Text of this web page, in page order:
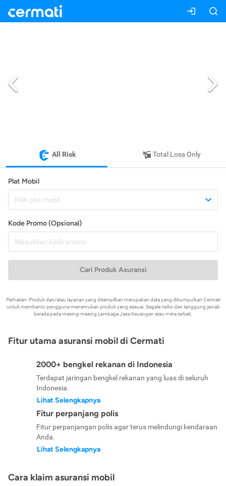
All Risk Total Loss Only
Plat Mobil
Pilih plat mobil
Kode Promo (Opsional)
Cari Produk Asuransi
Perhatian: Produk dan/atau layanan yang ditampilkan merupakan data yang dikumpulkan Cermati
untuk membantu pengguna menemukan produk yang sesuai. Segala risiko dan tanggung jawab
berada pada masing-masing Lembaga Jasa Keuangan atau mitra terkait.
Fitur utama asuransi mobil di Cermati
2000+ bengkel rekanan di Indonesia
Terdapat jaringan bengkel rekanan yang luas di seluruh
Indonesia.
Lihat Selengkapnya
Fitur perpanjang polis
Fitur perpanjangan polis agar terus melindungi kendaraan
Anda.
Lihat Selengkapnya
Cara klaim asuransi mobil